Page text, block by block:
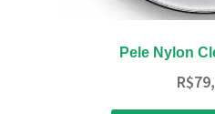
Pele Nylon
R$